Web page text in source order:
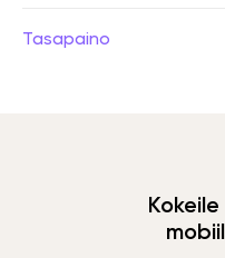
Tasapaino